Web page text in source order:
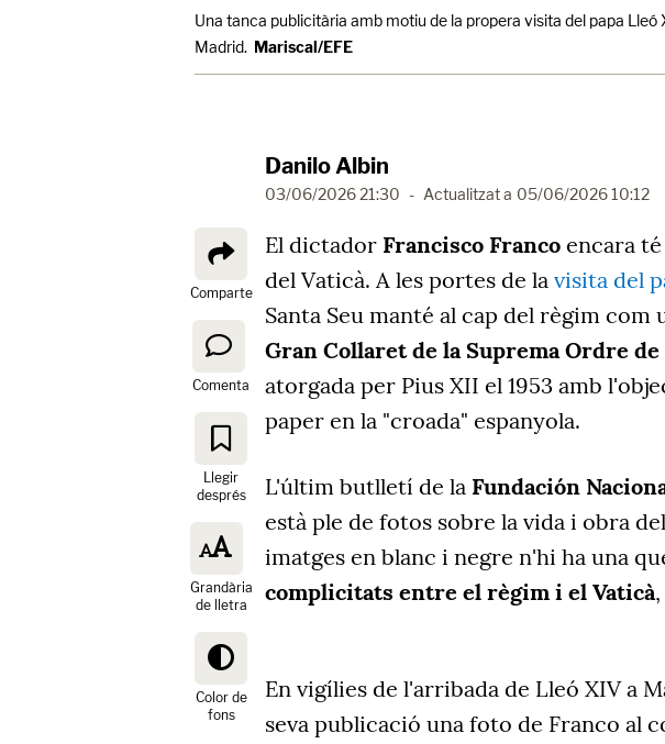
Una tanca publicitària amb motiu de la propera visita del papa Lleó
Madrid. Mariscal/EFE
Danilo Albin
03/06/2026 21:30 - Actualitzat a 05/06/2026 10:12
Comparte
Comenta
Llegir
després
Grandària
de lletra
Color de
fons
El dictador Francisco Franco encara
del Vaticà. A les portes de la visita del
Santa Seu manté al cap del règim com
Gran Collaret de la Suprema Ordre
atorgada per Pius XII el 1953 amb
paper en la "croada" espanyola.
L'últim butlletí de la Fundación
està ple de fotos sobre la vida i obra
imatges en blanc i negre n'hi ha una
complicitats entre el règim i el Vaticà
En vigílies de l'arribada de Lleó XIV a
seva publicació una foto de Franco al